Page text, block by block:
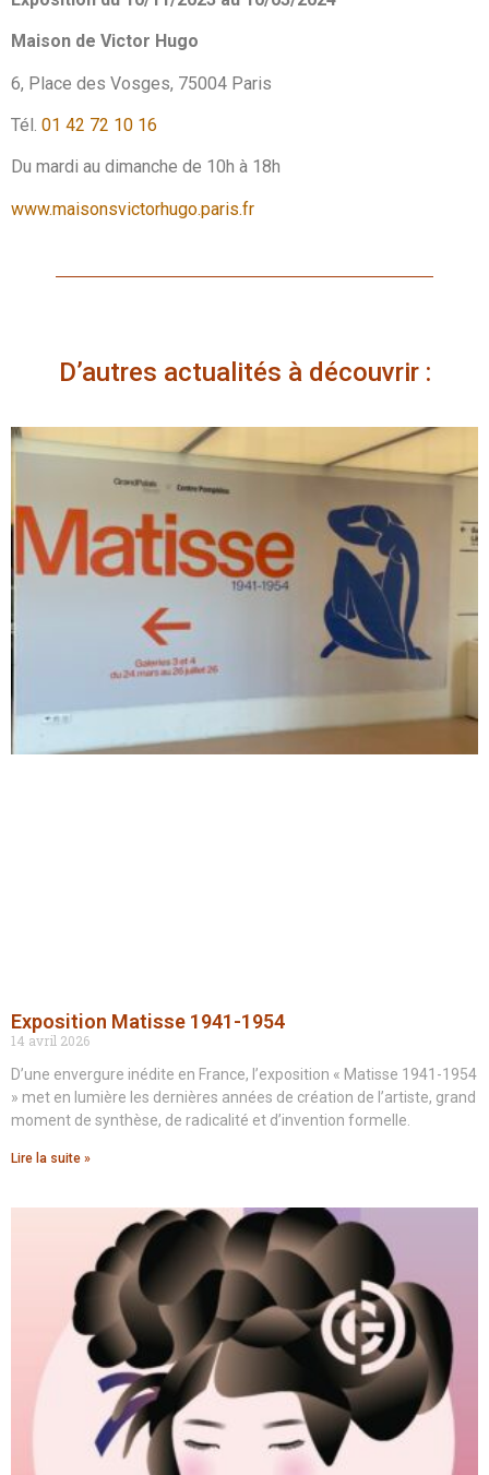
Maison de Victor Hugo
6, Place des Vosges, 75004 Paris
Tél. 01 42 72 10 16
Du mardi au dimanche de 10h à 18h
www.maisonsvictorhugo.paris.fr
D’autres actualités à découvrir :
Exposition Matisse 1941-1954
14 avril 2026
D’une envergure inédite en France, l’exposition « Matisse 1941-1954
» met en lumière les dernières années de création de l’artiste, grand
moment de synthèse, de radicalité et d’invention formelle.
Lire la suite »